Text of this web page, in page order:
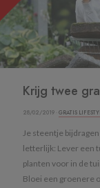
Krijg twee
28/02/2019 · GRATIS
Je steentje
letterlijk: Lever een
planten voor in de
Bloei een groenere